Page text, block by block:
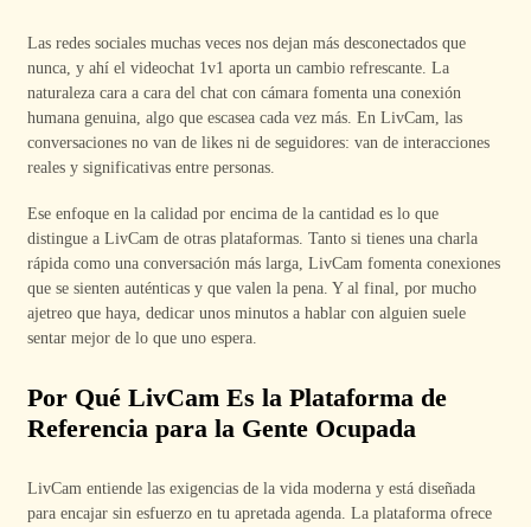
Las redes sociales muchas veces nos dejan más desconectados que
nunca, y ahí el videochat 1v1 aporta un cambio refrescante. La
naturaleza cara a cara del chat con cámara fomenta una conexión
humana genuina, algo que escasea cada vez más. En LivCam, las
conversaciones no van de likes ni de seguidores: van de interacciones
reales y significativas entre personas.
Ese enfoque en la calidad por encima de la cantidad es lo que
distingue a LivCam de otras plataformas. Tanto si tienes una charla
rápida como una conversación más larga, LivCam fomenta conexiones
que se sienten auténticas y que valen la pena. Y al final, por mucho
ajetreo que haya, dedicar unos minutos a hablar con alguien suele
sentar mejor de lo que uno espera.
Por Qué LivCam Es la Plataforma de
Referencia para la Gente Ocupada
LivCam entiende las exigencias de la vida moderna y está diseñada
para encajar sin esfuerzo en tu apretada agenda. La plataforma ofrece